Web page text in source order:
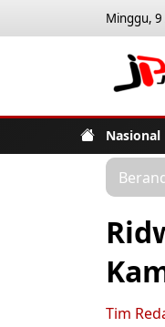
Minggu, 9
Nasional
Tim